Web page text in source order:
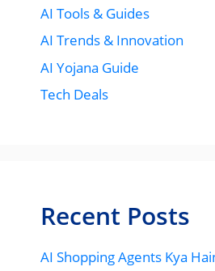
AI Tools & Guides
AI Trends & Innovation
AI Yojana Guide
Tech Deals
Recent Posts
AI Shopping Agents Kya